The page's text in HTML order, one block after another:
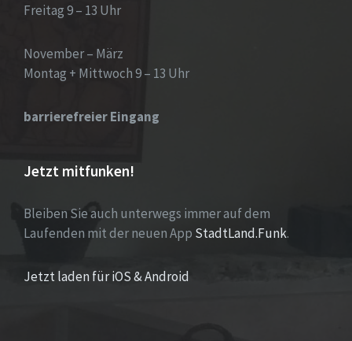
Freitag 9 – 13 Uhr
November – März
Montag + Mittwoch 9 – 13 Uhr
barrierefreier Eingang
Jetzt mitfunken!
Bleiben Sie auch unterwegs immer auf dem
Laufenden mit der neuen App StadtLand.Funk.
Jetzt laden für iOS & Android